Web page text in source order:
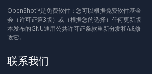
OpenShot™是免费软件：您可以根据免费软件基金
会（许可证第3版）或（根据您的选择）任何更新版
本发布的GNU通用公共许可证条款重新分发和/或修
改它。
联系我们